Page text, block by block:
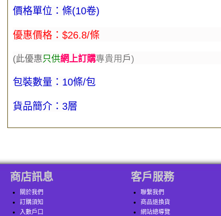
價格單位：條(10卷)
優惠價格： $26.8/條
(此優惠只供網上訂購專貴用 戶)
包裝數量：10條/包
貨品簡介：3層
商店訊息
關於我們
訂購須知
入數戶口
客戶服務
聯繫我們
商品退換貨
網站總導覽